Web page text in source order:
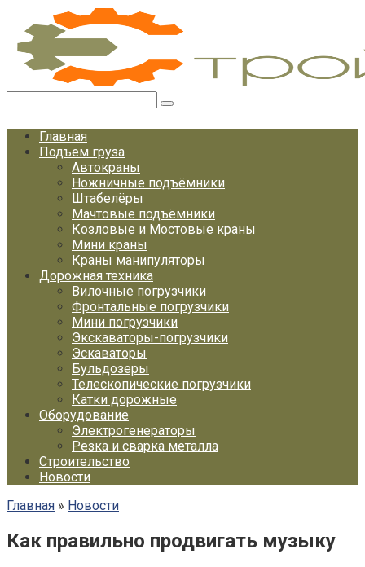
Перейти
контенту
Главная
Подъем груза
Автокраны
Ножничные подъёмники
Штабелёры
Мачтовые подъёмники
Козловые и Мостовые краны
Мини краны
Краны манипуляторы
Дорожная техника
Вилочные погрузчики
Фронтальные погрузчики
Мини погрузчики
Экскаваторы-погрузчики
Эскаваторы
Бульдозеры
Телескопические погрузчики
Катки дорожные
Оборудование
Электрогенераторы
Резка и сварка металла
Строительство
Новости
Главная » Новости
Как правильно продвигать музыку